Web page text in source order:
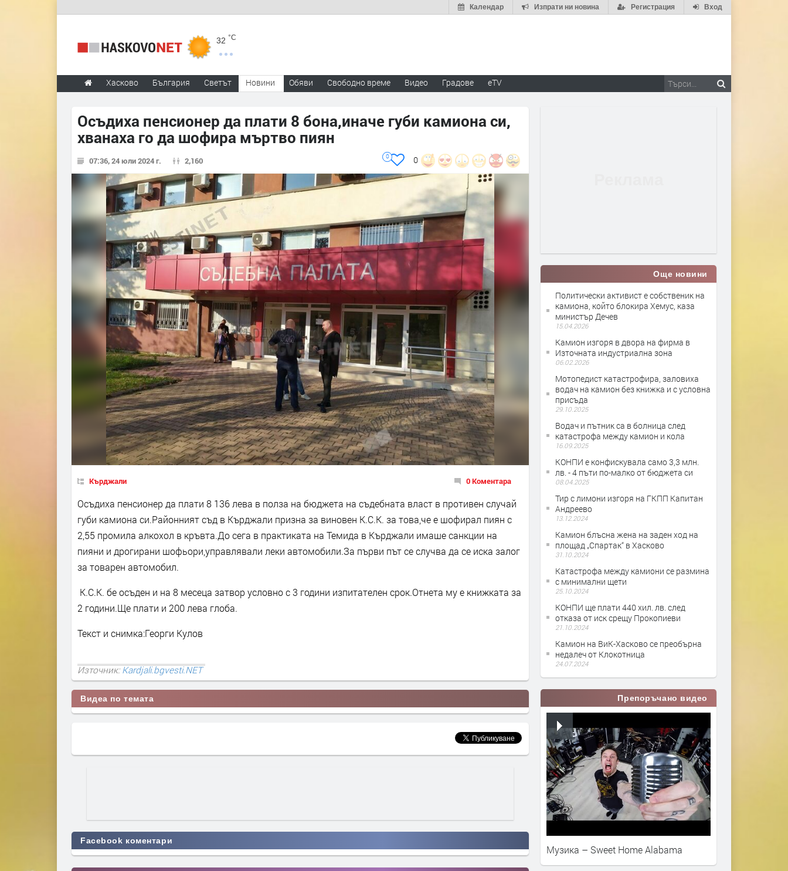
Вход
Регистрация
Изпрати ни новина
Календар
32 °C
Хасково България Светът Новини Обяви Свободно време Видео Градове eTV
Осъдиха пенсионер да плати 8 бона,иначе губи камиона си,
хванаха го да шофира мъртво пиян
07:36, 24 юли 2024 г. 2,160 0
0
Кърджали 0 Коментара
Осъдиха пенсионер да плати 8 136 лева в полза на бюджета на съдебната власт в противен случай
губи камиона си.Районният съд в Кърджали призна за виновен К.С.К. за това,че е шофирал пиян с
2,55 промила алкохол в кръвта.До сега в практиката на Темида в Кърджали имаше санкции на
пияни и дрогирани шофьори,управлявали леки автомобили.За първи път се случва да се иска залог
за товарен автомобил.
К.С.К. бе осъден и на 8 месеца затвор условно с 3 години изпитателен срок.Отнета му е книжката за
2 години.Ще плати и 200 лева глоба.
Текст и снимка:Георги Кулов
Източник:Kardjali.bgvesti.NET
Видеа по темата
Facebook коментари
Още новини
Политически активист е собственик на
камиона, който блокира Хемус, каза
министър Дечев
15.04.2026
Камион изгоря в двора на фирма в
Източната индустриална зона
06.02.2026
Мотопедист катастрофира, заловиха
водач на камион без книжка и с условна
присъда
29.10.2025
Водач и пътник са в болница след
катастрофа между камион и кола
16.09.2025
КОНПИ е конфискувала само 3,3 млн.
лв. - 4 пъти по-малко от бюджета си
08.04.2025
Тир с лимони изгоря на ГКПП Капитан
Андреево
13.12.2024
Камион блъсна жена на заден ход на
площад „Спартак“ в Хасково
31.10.2024
Катастрофа между камиони се размина
с минимални щети
25.10.2024
КОНПИ ще плати 440 хил. лв. след
отказа от иск срещу Прокопиеви
21.10.2024
Камион на ВиК-Хасково се преобърна
недалеч от Клокотница
24.07.2024
Препоръчано видео
Музика – Sweet Home Alabama